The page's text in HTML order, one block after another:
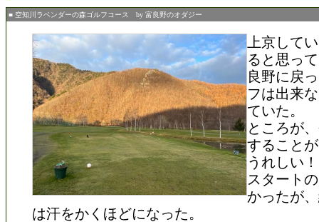
■ 空知川ラベンダーの森ゴルフコース by 富良野のオダジー
上京して
ると思っ
良野に戻
フは出来
ていた。
ところが
すること
うれしい！
スタート
かったが
は汗をかくほどになった。